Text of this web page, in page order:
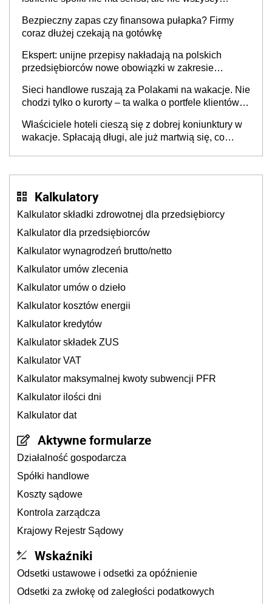
Bezpieczny zapas czy finansowa pułapka? Firmy
coraz dłużej czekają na gotówkę
Ekspert: unijne przepisy nakładają na polskich
przedsiębiorców nowe obowiązki w zakresie
Sieci handlowe ruszają za Polakami na wakacje. Nie
chodzi tylko o kurorty – ta walka o portfele klientów
cichu
Właściciele hoteli cieszą się z dobrej koniunktury w
wakacje. Spłacają długi, ale już martwią się, co
Kalkulatory
Kalkulator składki zdrowotnej dla przedsiębiorcy
Kalkulator dla przedsiębiorców
Kalkulator wynagrodzeń brutto/netto
Kalkulator umów zlecenia
Kalkulator umów o dzieło
Kalkulator kosztów energii
Kalkulator kredytów
Kalkulator składek ZUS
Kalkulator VAT
Kalkulator maksymalnej kwoty subwencji PFR
Kalkulator ilości dni
Kalkulator dat
Aktywne formularze
Działalność gospodarcza
Spółki handlowe
Koszty sądowe
Kontrola zarządcza
Krajowy Rejestr Sądowy
Wskaźniki
Odsetki ustawowe i odsetki za opóźnienie
Odsetki za zwłokę od zaległości podatkowych